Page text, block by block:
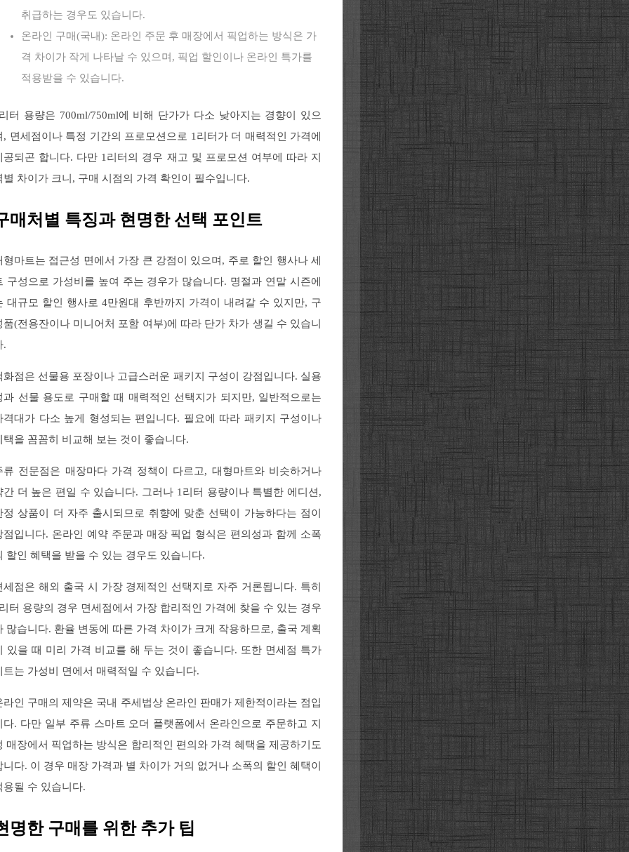
취급하는 경우도 있습니다.
온라인 구매(국내): 온라인 주문 후 매장에서 픽업하는 방식은 가
격 차이가 작게 나타날 수 있으며, 픽업 할인이나 온라인 특가를
적용받을 수 있습니다.
터 용량은 700ml/750ml에 비해 단가가 다소 낮아지는 경향이 있으
, 면세점이나 특정 기간의 프로모션으로 1리터가 더 매력적인 가격에
공되곤 합니다. 다만 1리터의 경우 재고 및 프로모션 여부에 따라 지
별 차이가 크니, 구매 시점의 가격 확인이 필수입니다.
매처별 특징과 현명한 선택 포인트
형마트는 접근성 면에서 가장 큰 강점이 있으며, 주로 할인 행사나 세
구성으로 가성비를 높여 주는 경우가 많습니다. 명절과 연말 시즌에
대규모 할인 행사로 4만원대 후반까지 가격이 내려갈 수 있지만, 구
품(전용잔이나 미니어처 포함 여부)에 따라 단가 차가 생길 수 있습니
.
화점은 선물용 포장이나 고급스러운 패키지 구성이 강점입니다. 실용
과 선물 용도로 구매할 때 매력적인 선택지가 되지만, 일반적으로는
격대가 다소 높게 형성되는 편입니다. 필요에 따라 패키지 구성이나
택을 꼼꼼히 비교해 보는 것이 좋습니다.
류 전문점은 매장마다 가격 정책이 다르고, 대형마트와 비슷하거나
간 더 높은 편일 수 있습니다. 그러나 1리터 용량이나 특별한 에디션,
정 상품이 더 자주 출시되므로 취향에 맞춘 선택이 가능하다는 점이
점입니다. 온라인 예약 주문과 매장 픽업 형식은 편의성과 함께 소폭
할인 혜택을 받을 수 있는 경우도 있습니다.
세점은 해외 출국 시 가장 경제적인 선택지로 자주 거론됩니다. 특히
터 용량의 경우 면세점에서 가장 합리적인 가격에 찾을 수 있는 경우
많습니다. 환율 변동에 따른 가격 차이가 크게 작용하므로, 출국 계획
있을 때 미리 가격 비교를 해 두는 것이 좋습니다. 또한 면세점 특가
트는 가성비 면에서 매력적일 수 있습니다.
라인 구매의 제약은 국내 주세법상 온라인 판매가 제한적이라는 점입
다. 다만 일부 주류 스마트 오더 플랫폼에서 온라인으로 주문하고 지
매장에서 픽업하는 방식은 합리적인 편의와 가격 혜택을 제공하기도
니다. 이 경우 매장 가격과 별 차이가 거의 없거나 소폭의 할인 혜택이
용될 수 있습니다.
명한 구매를 위한 추가 팁